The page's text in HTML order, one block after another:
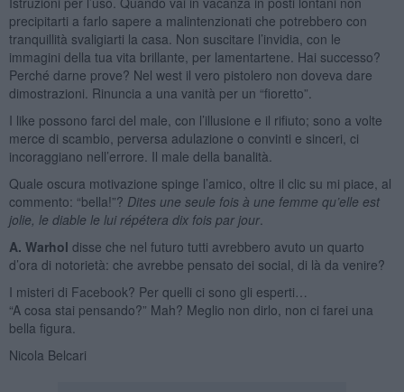
precipitarti a farlo sapere a malintenzionati che potrebbero con
tranquillità svaligiarti la casa. Non suscitare l’invidia, con le
immagini della tua vita brillante, per lamentartene. Hai successo?
Perché darne prove? Nel west il vero pistolero non doveva dare
dimostrazioni. Rinuncia a una vanità per un “fioretto”.
I like possono farci del male, con l’illusione e il rifiuto; sono a volte
merce di scambio, perversa adulazione o convinti e sinceri, ci
incoraggiano nell’errore. Il male della banalità.
Quale oscura motivazione spinge l’amico, oltre il clic su mi piace, al
commento: “bella!”? Dites une seule fois à une femme qu’elle est
jolie, le diable le lui répétera dix fois par jour.
A. Warhol disse che nel futuro tutti avrebbero avuto un quarto
d’ora di notorietà: che avrebbe pensato dei social, di là da venire?
I misteri di Facebook? Per quelli ci sono gli esperti…
“A cosa stai pensando?” Mah? Meglio non dirlo, non ci farei una
bella figura.
Nicola Belcari